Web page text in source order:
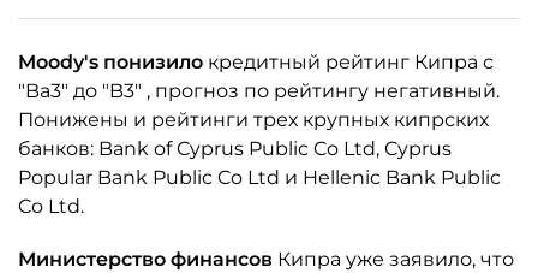
Moody's понизило кредитный рейтинг Кипра с
"Ba3" до "B3" , прогноз по рейтингу негативный.
Понижены и рейтинги трех крупных кипрских
банков: Bank of Cyprus Public Co Ltd, Cyprus
Popular Bank Public Co Ltd и Hellenic Bank Public
Co Ltd.
Министерство финансов Кипра уже заявило, что